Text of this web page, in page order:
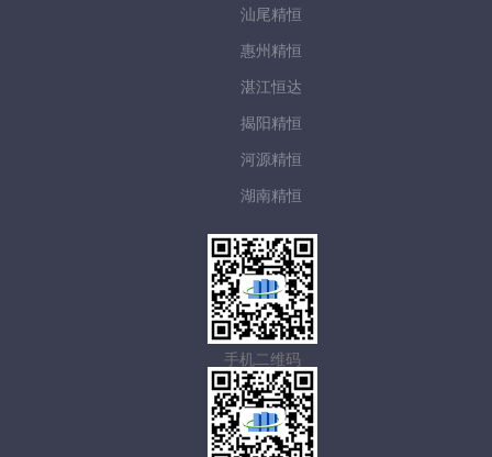
汕尾精恒
惠州精恒
湛江恒达
揭阳精恒
河源精恒
湖南精恒
手机二维码